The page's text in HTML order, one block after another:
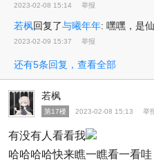
2023-02-08 15:14 举报
若枫回复了与曦年年: 嘿嘿，是
2023-02-09 15:37 举报
还有5条回复，查看全部
若枫
第17楼 2023-02-08 15:13 举
有没有人看看我
哈哈哈哈快来瞧一瞧看一看